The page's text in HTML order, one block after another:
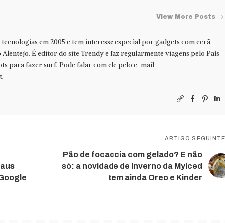
View More Posts
em 2005 e tem interesse especial por gadgets com ecrã
Alentejo. É editor do site Trendy e faz regularmente viagens pelo País
para fazer surf. Pode falar com ele pelo e-mail
.
ARTIGO SEGUINTE
Pão de focaccia com gelado? E não
só: a novidade de Inverno da MyIced
tem ainda Oreo e Kinder